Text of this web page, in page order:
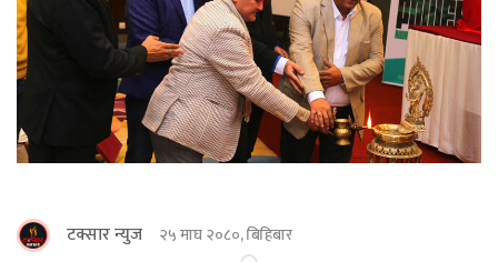
टक्सार न्युज २५ माघ २०८०, बिहिबार